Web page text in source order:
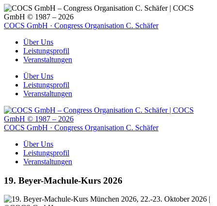
COCS GmbH · Congress Organisation C. Schäfer
Über Uns
Leistungsprofil
Veranstaltungen
Über Uns
Leistungsprofil
Veranstaltungen
COCS GmbH · Congress Organisation C. Schäfer
Über Uns
Leistungsprofil
Veranstaltungen
19. Beyer-Machule-Kurs 2026